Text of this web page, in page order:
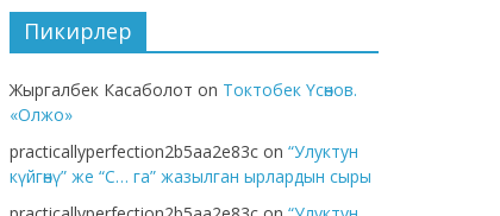
Пикирлер
Жыргалбек Касаболот on Токтобек Үсөнов.
«Олжо»
practicallyperfection2b5aa2e83c on “Улуктун
күйгөнү” же “С… га” жазылган ырлардын сыры